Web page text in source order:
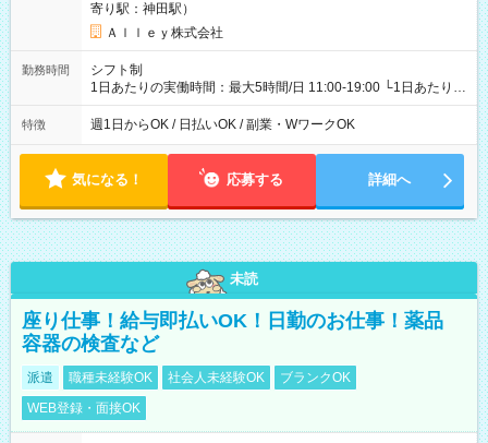
寄り駅：神田駅）
Ａｌｌｅｙ株式会社
勤務時間
シフト制
1日あたりの実働時間：最大5時間/日 11:00-19:00 └1日あたりの
実働時間：1-5時間 └上記の時間帯内であれば、いつでも勤務可
能！ └平日・土曜日の中で、お好きな曜日でご勤務いただけま
18:00 などのように、自由な働き方が可能なお仕事です！
特徴 週1日からOK / 日払いOK / 副業・WワークOK
気になる！ 応募する 詳細へ
未読
座り仕事！給与即払いOK！日勤のお仕事！薬品
容器の検査など
派遣 職種未経験OK 社会人未経験OK
ブランクOK
WEB登録・面接OK